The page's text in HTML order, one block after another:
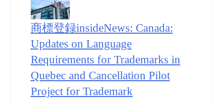
商標登録insideNews: Canada:
Updates on Language
Requirements for Trademarks in
Quebec and Cancellation Pilot
Project for Trademark